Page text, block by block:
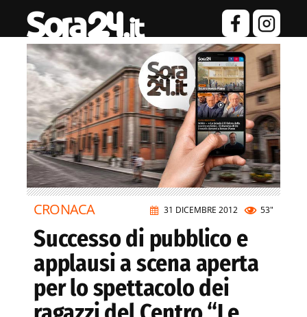
31 DICEMBRE 2012 53"
CRONACA
Successo di pubblico e
applausi a scena aperta
per lo spettacolo dei